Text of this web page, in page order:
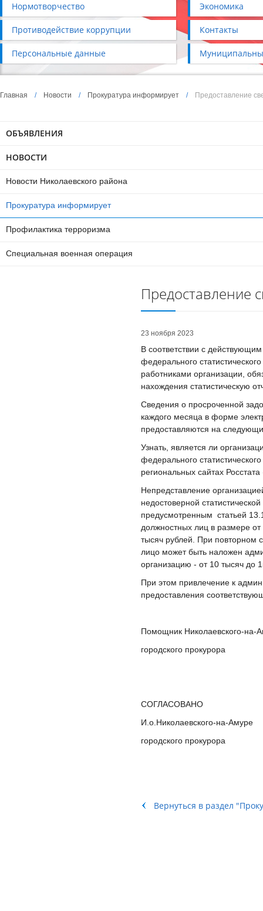
Нормотворчество Экономика
Противодействие коррупции Контакты
Персональные данные
Главная / Новости / Прокуратура информирует / Предоставление
ОБЪЯВЛЕНИЯ
НОВОСТИ
Новости Николаевского района
Прокуратура информирует
Профилактика терроризма
Специальная военная операция
Предоставление
23 ноября 2023
В соответствии с
федерального
работниками организации,
нахождения статистическую
Сведения о просроченной
каждого месяца в форме
предоставляются на
Узнать, является ли
федерального
региональных сайтах
Непредставление
недостоверной
предусмотренным статьей
должностных лиц в размере
тысяч рублей. При повторном
лицо может быть наложен
организацию - от 10 тысяч до
При этом привлечение к
предоставления
Помощник Николаевского-на-
городского
СОГЛАСОВАНО
И.о.Николаевского-на-Амуре
городского
Вернуться в раздел